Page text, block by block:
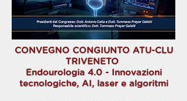
CONVEGNO CONGIUNTO ATU-CLU
TRIVENETO
Endourologia 4.0 - Innovazioni
tecnologiche, AI, laser e algoritmi